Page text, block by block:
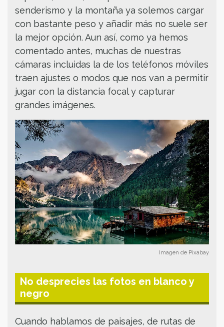
senderismo y la montaña ya solemos cargar
con bastante peso y añadir más no suele ser
la mejor opción. Aun así, como ya hemos
comentado antes, muchas de nuestras
cámaras incluidas la de los teléfonos móviles
traen ajustes o modos que nos van a permitir
jugar con la distancia focal y capturar
grandes imágenes.
Imagen de Pixabay
No desprecies las fotos en blanco y
negro
Cuando hablamos de paisajes, de rutas de